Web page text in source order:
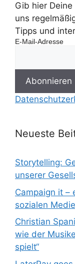
Gib hier
uns
Tipps und
E-Mail-Adresse
Neueste
Storytelling:
unserer
Campaign it –
sozialen
Christian
wie der
spielt“